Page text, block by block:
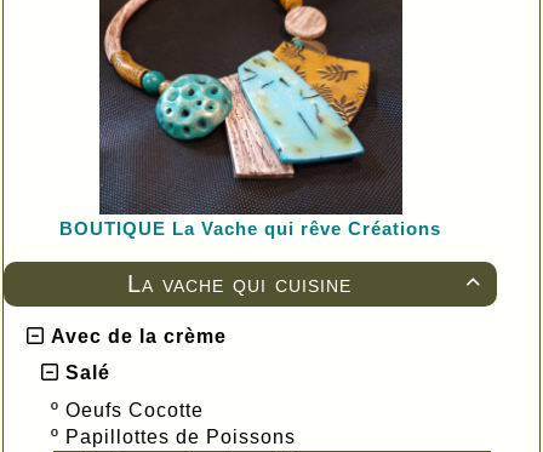
BOUTIQUE La Vache qui rêve Créations

La vache qui cuisine
Avec de la crème
Salé
º Oeufs Cocotte
º Papillottes de Poissons